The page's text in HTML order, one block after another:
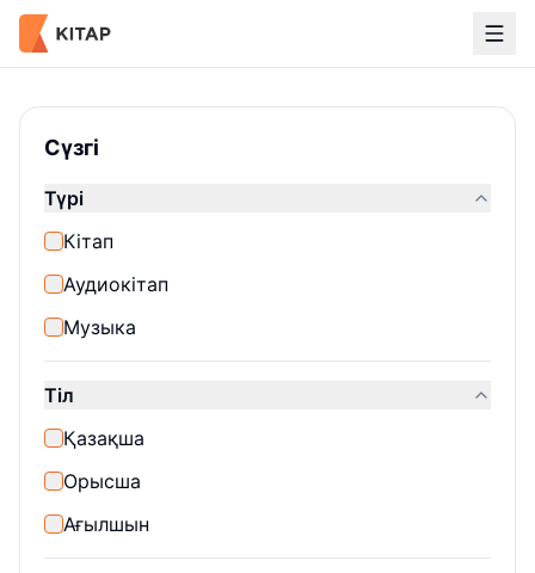
Кітаптар каталогы
Сүзгі
Түрі
Кітап
Аудиокітап
Музыка
Тіл
Қазақша
Орысша
Ағылшын